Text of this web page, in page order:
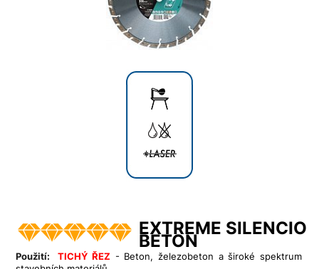
EXTREME SILENCIO
BETON
Použití:TICHÝ ŘEZ - Beton, železobeton a široké spektrum